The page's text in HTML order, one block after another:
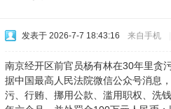
发表于 2026-7-7 18:43:16 来自手机
南京经开区前官员杨有林在30年里贪
据中国最高人民法院微信公众号消息
污、行贿、挪用公款、滥用职权、洗